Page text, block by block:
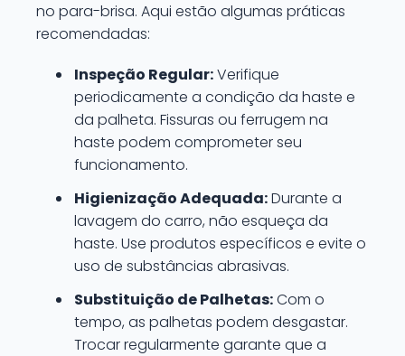
no para-brisa. Aqui estão algumas práticas
recomendadas:
Inspeção Regular:Verifique
periodicamente a condição da haste e
da palheta. Fissuras ou ferrugem na
haste podem comprometer seu
funcionamento.
Higienização Adequada:Durante a
lavagem do carro, não esqueça da
haste. Use produtos específicos e evite o
uso de substâncias abrasivas.
Substituição de Palhetas:Com o
tempo, as palhetas podem desgastar.
Trocar regularmente garante que a